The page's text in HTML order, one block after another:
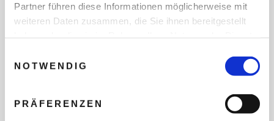
Partner führen diese Informationen möglicherweise mit
weiteren Daten zusammen, die Sie ihnen bereitgestellt
NOTWENDIG
PRÄFERENZEN